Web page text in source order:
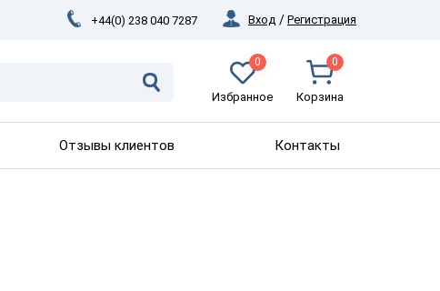
+44(0) 238 040 7287 Вход / Регистрация
0
Избранное
0
Корзина
Отзывы клиентов Контакты